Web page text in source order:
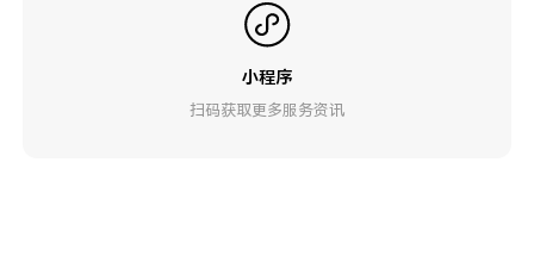
小程序
扫码获取更多服务资讯